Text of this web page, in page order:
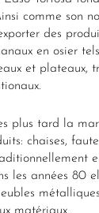
Tortosa
comme son
des
en osier
et plateaux,
plus tard la
chaises,
les années 80
métalliques